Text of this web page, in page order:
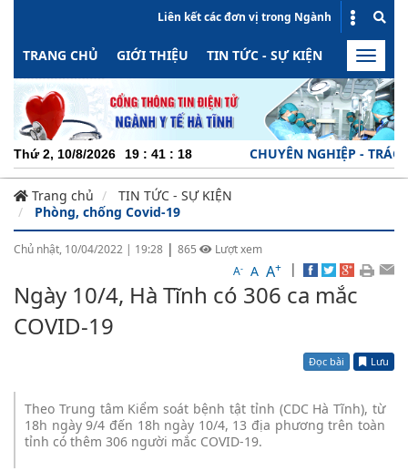
Liên kết các đơn vị trong Ngành
TRANG CHỦ GIỚI THIỆU TIN TỨC - SỰ KIỆN HOẠT
Toggle
Thứ 2, 10/8/2026 19 : 41 : 18 CHUYÊN NGHIỆP -
Trang chủ
TIN TỨC - SỰ KIỆN
Phòng, chống Covid-19
Chủ nhật, 10/04/2022 | 19:28 | 865
Lượt xem
A- A A+ |
Ngày 10/4, Hà Tĩnh có 306 ca mắc
COVID-19
Đọc bài Lưu
Theo Trung tâm Kiểm soát bệnh tật tỉnh (CDC Hà Tĩnh), từ
18h ngày 9/4 đến 18h ngày 10/4, 13 địa phương trên toàn
tỉnh có thêm 306 người mắc COVID-19.